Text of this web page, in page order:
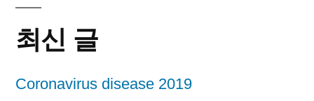
최신 글
Coronavirus disease 2019